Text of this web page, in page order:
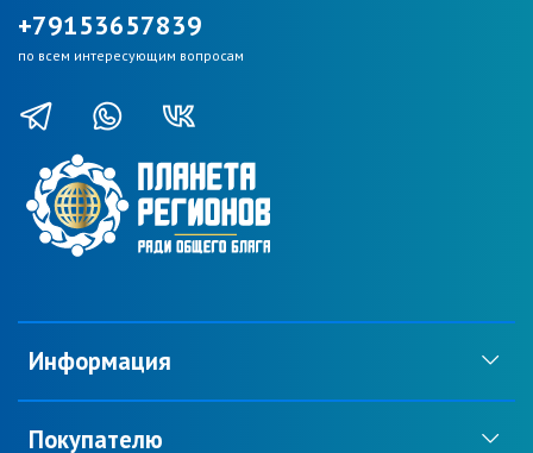
Информация
Покупателю
+79153657839
по всем интересующим вопросам